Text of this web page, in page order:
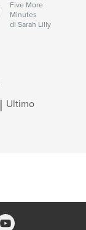
Five More
Minutes
di Sarah Lilly
| Ultimo